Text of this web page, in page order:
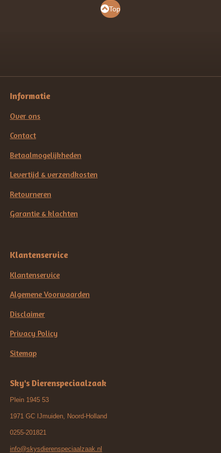
Top
Informatie
Over ons
Contact
Betaalmogelijkheden
Levertijd & verzendkosten
Retourneren
Garantie & klachten
Klantenservice
Klantenservice
Algemene Voorwaarden
Disclaimer
Privacy Policy
Sitemap
Sky's Dierenspeciaalzaak
Plein 1945 53
1971 GC IJmuiden, Noord-Holland
0255-201821
info@skysdierenspeciaalzaak.nl